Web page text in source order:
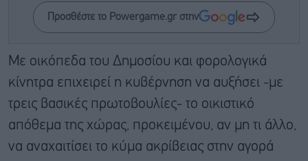
Προσθέστε το Powergame.gr στην
Με οικόπεδα του Δημοσίου και φορολογικά
κίνητρα επιχειρεί η κυβέρνηση να αυξήσει -με
τρεις βασικές πρωτοβουλίες- το οικιστικό
απόθεμα της χώρας, προκειμένου, αν μη τι άλλο,
να αναχαιτίσει το κύμα ακρίβειας στην αγορά